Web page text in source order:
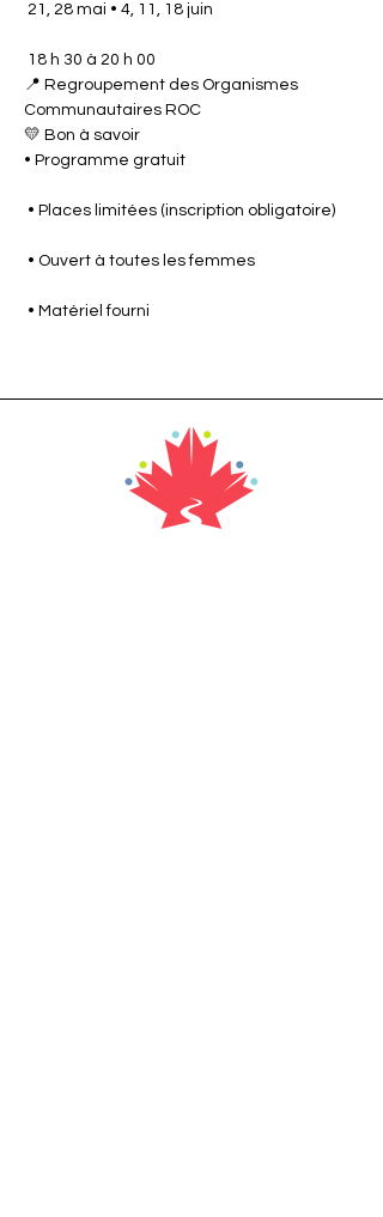
21, 28 mai • 4, 11, 18 juin
18 h 30 à 20 h 00
📍 Regroupement des Organismes
Communautaires ROC
💛 Bon à savoir
• Programme gratuit
• Places limitées (inscription obligatoire)
• Ouvert à toutes les femmes
• Matériel fourni